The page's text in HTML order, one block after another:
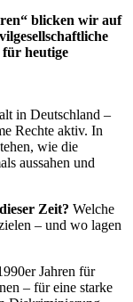
blicken wir auf
heutige
in Deutschland –
Rechte aktiv. In
wie die
aussahen und
Zeit? Welche
– und wo lagen
Jahren für
– für eine starke